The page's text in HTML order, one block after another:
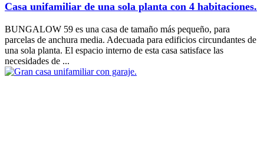
Casa unifamiliar de una sola planta con 4 habitaciones.
BUNGALOW 59 es una casa de tamaño más pequeño, para
parcelas de anchura media. Adecuada para edificios circundantes de
una sola planta. El espacio interno de esta casa satisface las
necesidades de ...